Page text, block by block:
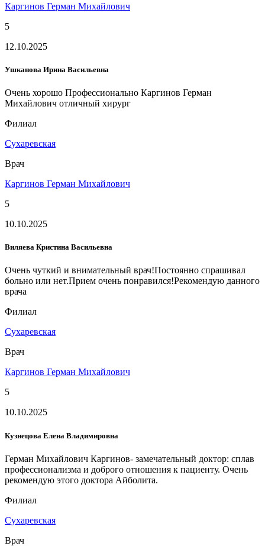
Каргинов Герман Михайлович
5
12.10.2025
Ушканова Ирина Васильевна
Очень хорошо Профессионально Каргинов Герман
Михайлович отличный хирург
Филиал
Сухаревская
Врач
Каргинов Герман Михайлович
5
10.10.2025
Виляева Кристина Васильевна
Очень чуткий и внимательный врач!Постоянно спрашивал
больно или нет.Прием очень понравился!Рекомендую данного
врача
Филиал
Сухаревская
Врач
Каргинов Герман Михайлович
5
10.10.2025
Кузнецова Елена Владимировна
Герман Михайлович Каргинов- замечательный доктор: сплав
профессионализма и доброго отношения к пациенту. Очень
рекомендую этого доктора Айболита.
Филиал
Сухаревская
Врач